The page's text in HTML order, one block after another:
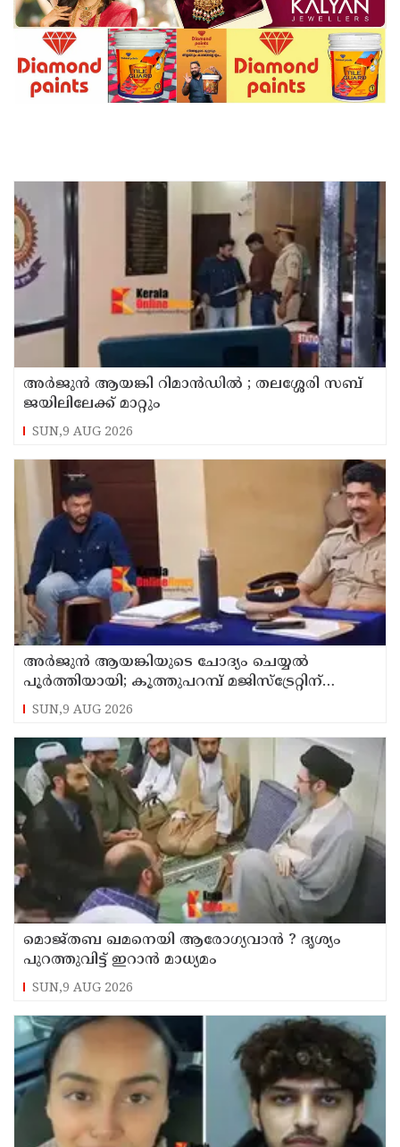
അര്‍ജുന്‍ ആയങ്കി റിമാന്‍ഡില്‍ ; തലശ്ശേരി സബ്
ജയിലിലേക്ക് മാറ്റും
SUN,9 AUG 2026
അര്‍ജുന്‍ ആയങ്കിയുടെ ചോദ്യം ചെയ്യല്‍
പൂര്‍ത്തിയായി; കൂത്തുപറമ്പ് മജിസ്ട്രേറ്റിന്
മുൻപില്‍ ഹാജരാക്കും
SUN,9 AUG 2026
മൊജ്തബ ഖമനെയി ആരോഗ്യവാന്‍ ? ദൃശ്യം
പുറത്തുവിട്ട് ഇറാന്‍ മാധ്യമം
SUN,9 AUG 2026